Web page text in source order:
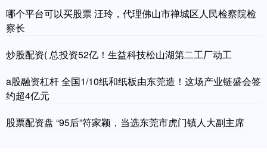
哪个平台可以买股票 汪玲，代理佛山市禅城区人民检察院检
察长
炒股配资( 总投资52亿！生益科技松山湖第二工厂动工
a股融资杠杆 全国1/10纸和纸板由东莞造！这场产业链盛会签
约超4亿元
股票配资盘 “95后”符家颖，当选东莞市虎门镇人大副主席